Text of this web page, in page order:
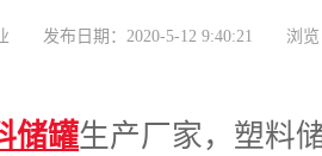
发布日期：2020-5-12 9:40:21 浏
储罐生产厂家，塑料